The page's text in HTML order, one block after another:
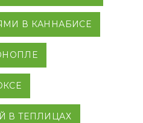
В КАННАБИСЕ
В ТЕПЛИЦАХ